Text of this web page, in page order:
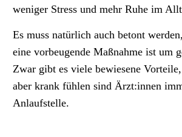
weniger Stress und mehr Ruhe im
Es muss natürlich auch betont
eine vorbeugende Maßnahme ist um
Zwar gibt es viele bewiesene
aber krank fühlen sind Ärzt:innen
Anlaufstelle.